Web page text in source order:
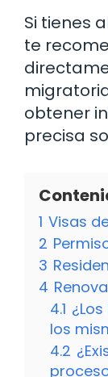
Si tienes
te
obtener
precisa
1 Visas
2
3
4
4.1
los
4.2